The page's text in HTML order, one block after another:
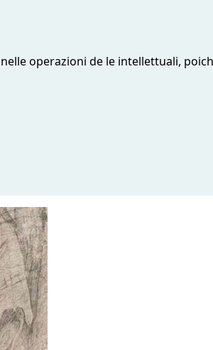
operazioni de le intellettuali,